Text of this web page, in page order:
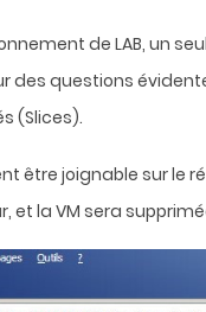
de LAB, un
des questions
(Slices).
être joignable sur le
et la VM sera